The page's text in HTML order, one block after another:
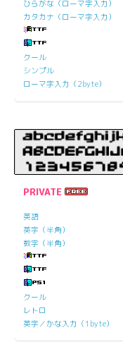
ひらがな（ローマ字入力）
カタカナ（ローマ字入力）
クール
シンプル
ローマ字入力（2byte）
PRIVATE
英語
英字（半角）
数字（半角）
クール
レトロ
英字／かな入力（1byte）